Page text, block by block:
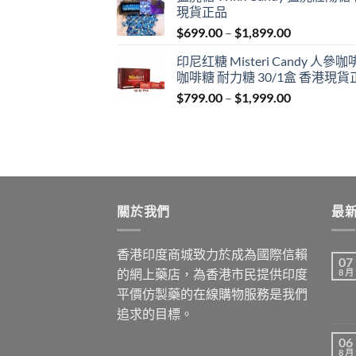
$1,849.00
現貨正品
$699.00 – $1,899.00Price
$699.00
through
$1,899.00
印尼红糖 Misteri Candy 人參咖
咖啡糖 耐力糖 30/1盒 香港現貨
$799.00 – $1,999.00Price
關於我們
香港印度商城致力於成為國際信賴
的網上藥店，為香港市民提供印度
平價仿製藥的在線購物服務是我們
追求的目標。
最
07
8 月
06
8 月